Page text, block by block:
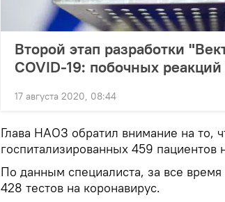
Второй этап разработки
COVID-19: побочных реакций
17 августа 2020, 08:44
Глава НАОЗ обратил внимание на то,
госпитализированных 459 пациентов
По данным специалиста, за все
428 тестов на коронавирус.